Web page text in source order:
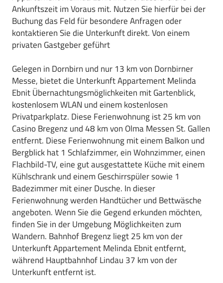
Ankunftszeit im Voraus mit. Nutzen Sie hierfür bei der
Buchung das Feld für besondere Anfragen oder
kontaktieren Sie die Unterkunft direkt. Von einem
privaten Gastgeber geführt
Gelegen in Dornbirn und nur 13 km von Dornbirner
Messe, bietet die Unterkunft Appartement Melinda
Ebnit Übernachtungsmöglichkeiten mit Gartenblick,
kostenlosem WLAN und einem kostenlosen
Privatparkplatz. Diese Ferienwohnung ist 25 km von
Casino Bregenz und 48 km von Olma Messen St. Gallen
entfernt. Diese Ferienwohnung mit einem Balkon und
Bergblick hat 1 Schlafzimmer, ein Wohnzimmer, einen
Flachbild-TV, eine gut ausgestattete Küche mit einem
Kühlschrank und einem Geschirrspüler sowie 1
Badezimmer mit einer Dusche. In dieser
Ferienwohnung werden Handtücher und Bettwäsche
angeboten. Wenn Sie die Gegend erkunden möchten,
finden Sie in der Umgebung Möglichkeiten zum
Wandern. Bahnhof Bregenz liegt 25 km von der
Unterkunft Appartement Melinda Ebnit entfernt,
während Hauptbahnhof Lindau 37 km von der
Unterkunft entfernt ist.